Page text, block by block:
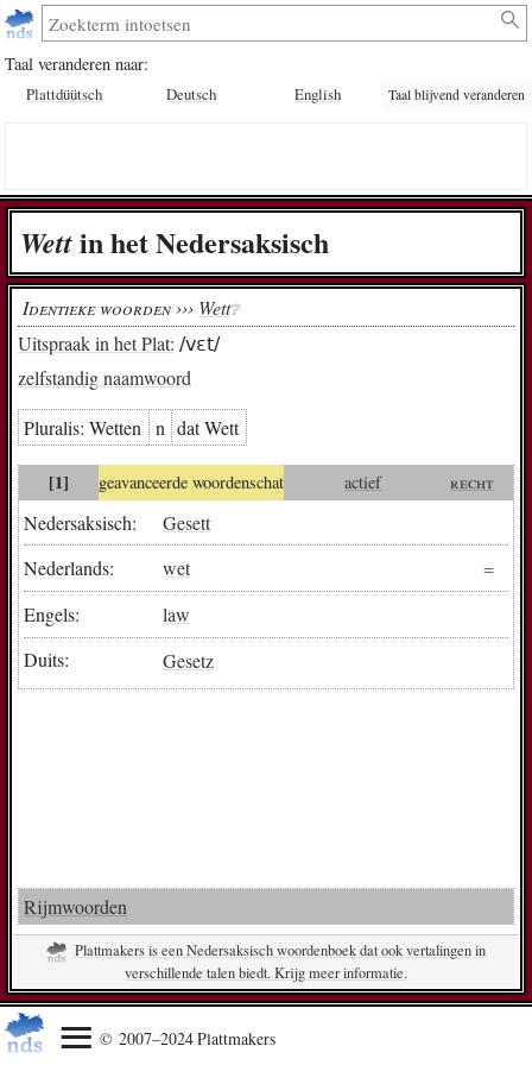
Taal veranderen naar:
Plattdüütsch Deutsch English Taal blijvend veranderen
Wettin het Nedersaksisch
Uitspraak in het Plat: /vɛt/
zelfstandig naamwoord
Pluralis:Wet­ten n dat Wett
[1] geavanceerde woordenschat actief recht
Nedersaksisch:
Gesett
Nederlands:
wet
Engels:
law
Duits:
Gesetz
Rijmwoorden
Identieke woorden ››› Wett❔︎
Plattmakers is een Nedersaksisch woordenboek dat ook vertalingen in
verschillende talen biedt. Krijg meer informatie.
© 2007–2024 Plattmakers